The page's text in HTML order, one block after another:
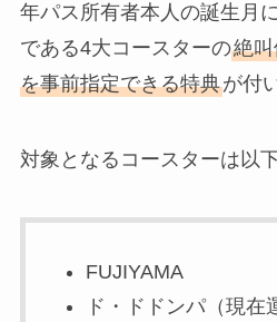
年パス所有者本人の誕生月
である4大コースターの絶
を事前指定できる特典が付
対象となるコースターは以
FUJIYAMA
ド・ドドンパ（現在